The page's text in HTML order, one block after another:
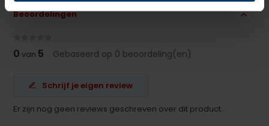
Beoordelingen
0 van 5 Gebaseerd op 0 beoordeling(en)
Schrijf je eigen review
Er zijn nog geen reviews geschreven over dit product..